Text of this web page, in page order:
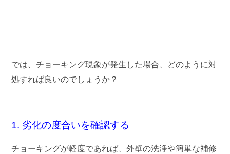
では、チョーキング現象が発生した場合、どのように対
処すれば良いのでしょうか？
1. 劣化の度合いを確認する
チョーキングが軽度であれば、外壁の洗浄や簡単な補修